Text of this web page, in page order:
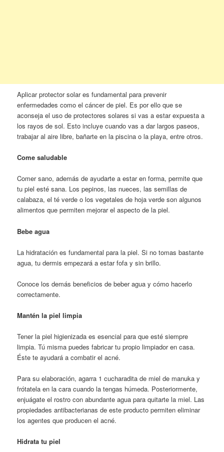
Aplicar protector solar es fundamental para prevenir
enfermedades como el cáncer de piel. Es por ello que se
aconseja el uso de protectores solares si vas a estar expuesta a
los rayos de sol. Esto incluye cuando vas a dar largos paseos,
trabajar al aire libre, bañarte en la piscina o la playa, entre otros.
Come saludable
Comer sano, además de ayudarte a estar en forma, permite que
tu piel esté sana. Los pepinos, las nueces, las semillas de
calabaza, el té verde o los vegetales de hoja verde son algunos
alimentos que permiten mejorar el aspecto de la piel.
Bebe agua
La hidratación es fundamental para la piel. Si no tomas bastante
agua, tu dermis empezará a estar fofa y sin brillo.
Conoce los demás beneficios de beber agua y cómo hacerlo
correctamente.
Mantén la piel limpia
Tener la piel higienizada es esencial para que esté siempre
limpia. Tú misma puedes fabricar tu propio limpiador en casa.
Éste te ayudará a combatir el acné.
Para su elaboración, agarra 1 cucharadita de miel de manuka y
frótatela en la cara cuando la tengas húmeda. Posteriormente,
enjuágate el rostro con abundante agua para quitarte la miel. Las
propiedades antibacterianas de este producto permiten eliminar
los agentes que producen el acné.
Hidrata tu piel